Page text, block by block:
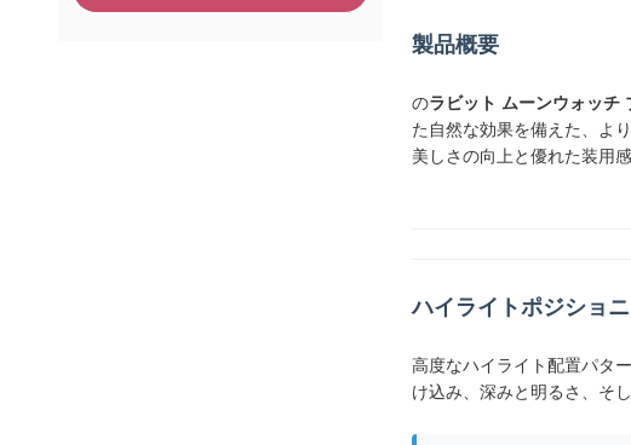
製品概要
のラビット ムーンウォッチ
た自然な効果を備えた、よ
美しさの向上と優れた装用
ハイライトポジショ
高度なハイライト配置パタ
け込み、深みと明るさ、そ